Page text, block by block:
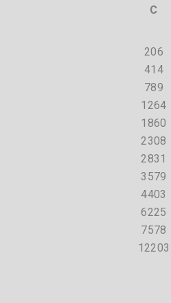
C
206
414
789
1264
1860
2308
2831
3579
4403
6225
7578
12203